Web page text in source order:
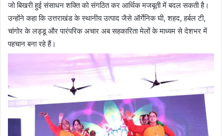
जो बिखरी हुई संसाधन शक्ति को संगठित कर आर्थिक मजबूती में बदल सकती है।
उन्होंने कहा कि उत्तराखंड के स्थानीय उत्पाद जैसे ऑर्गेनिक घी, शहद, हर्बल टी,
चांगोर के लड्डू और पारंपरिक अचार अब सहकारिता मेलों के माध्यम से देशभर में
पहचान बना रहे हैं।